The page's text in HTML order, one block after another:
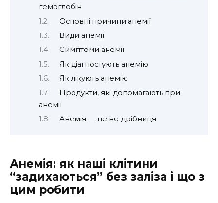
гемоглобін
Основні причини анемії
Види анемії
Симптоми анемії
Як діагностують анемію
Як лікують анемію
Продукти, які допомагають при
анемії
Анемія — це не дрібниця
Анемія: як наші клітини
“задихаються” без заліза і що з
цим робити